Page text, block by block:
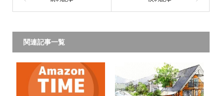
関連記事一覧